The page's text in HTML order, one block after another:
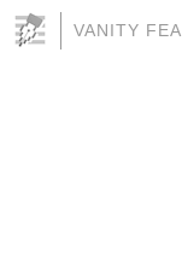
VANITY FEA